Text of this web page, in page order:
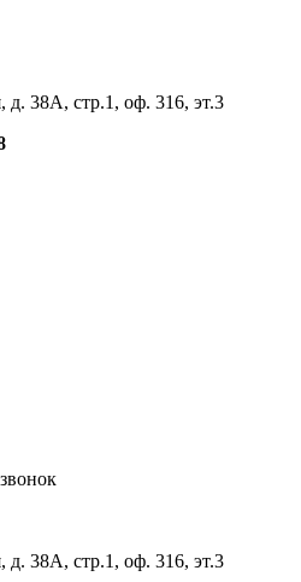
д. 38А, стр.1, оф. 316, эт.3
д. 38А, стр.1, оф. 316, эт.3